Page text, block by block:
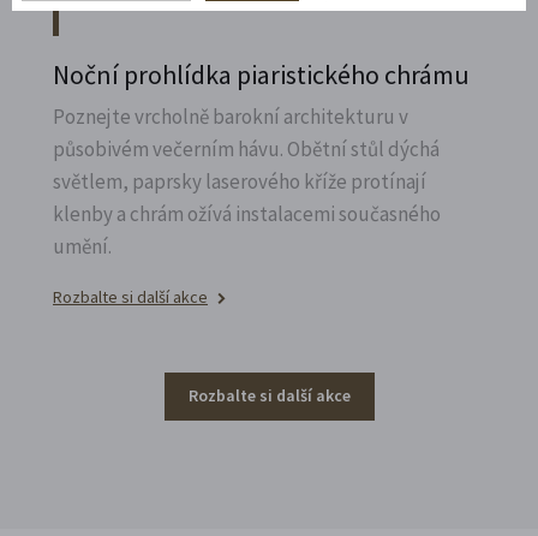
Noční prohlídka piaristického chrámu
Poznejte vrcholně barokní architekturu v
působivém večerním hávu. Obětní stůl dýchá
světlem, paprsky laserového kříže protínají
klenby a chrám ožívá instalacemi současného
umění.
Rozbalte si další akce
Rozbalte si další akce